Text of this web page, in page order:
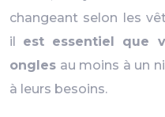
changeant selon les
il est essentiel que
ongles au moins à un
à leurs besoins.